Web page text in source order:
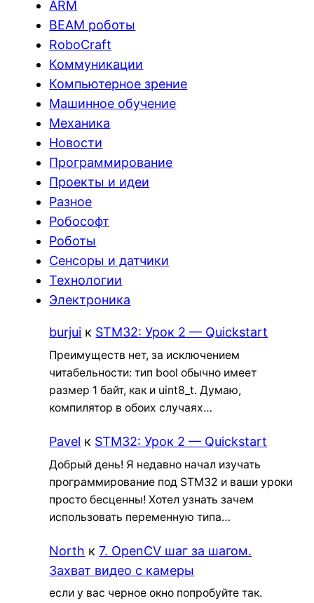
ARM
BEAM роботы
RoboCraft
Коммуникации
Компьютерное зрение
Машинное обучение
Механика
Новости
Программирование
Проекты и идеи
Разное
Робософт
Роботы
Сенсоры и датчики
Технологии
Электроника
burjui к STM32: Урок 2 — Quickstart
Преимуществ нет, за исключением
читабельности: тип bool обычно имеет
размер 1 байт, как и uint8_t. Думаю,
компилятор в обоих случаях…
Pavel к STM32: Урок 2 — Quickstart
Добрый день! Я недавно начал изучать
программирование под STM32 и ваши уроки
просто бесценны! Хотел узнать зачем
использовать переменную типа…
North к7. OpenCV шаг за шагом.
Захват видео с камеры
если у вас черное окно попробуйте так.